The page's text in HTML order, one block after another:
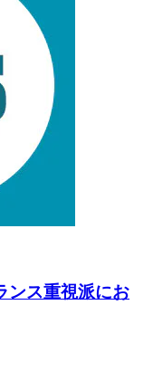
ンス重視派にお